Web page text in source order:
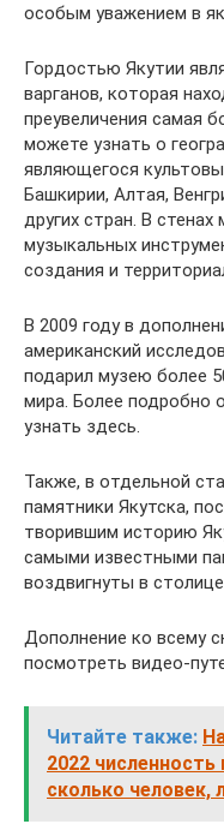
особым уважением в
Гордостью Якутии
варганов, которая
преувеличения самая
можете узнать о
являющегося
Башкирии, Алтая,
других стран. В
музыкальных
создания и
В 2009 году в
американский
подарил музею более
мира. Более подробно
узнать здесь.
Также, в отдельной
памятники Якутска,
творившим историю
самыми известными
воздвигнуты в
Дополнение ко всему
посмотреть видео-
Читайте также:
2022
сколько человек,